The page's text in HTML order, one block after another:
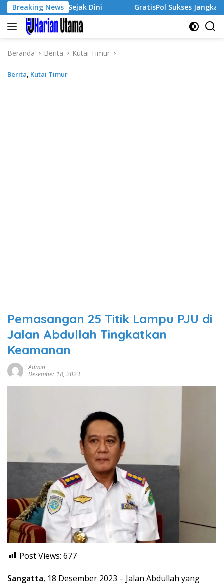
Langsung
ke
konten
Breaking News
Sejak Dini GratisPol Sukses Jangkau Puluhan
Beranda Berita Kutai Timur
Berita, Kutai Timur
Pemasangan 25 Titik Lampu PJU di
Jalan Abdullah Tingkatkan
Keamanan
Admin
Desember 18, 2023
Post Views: 677
Sangatta, 18 Desember 2023 – Jalan Abdullah yang